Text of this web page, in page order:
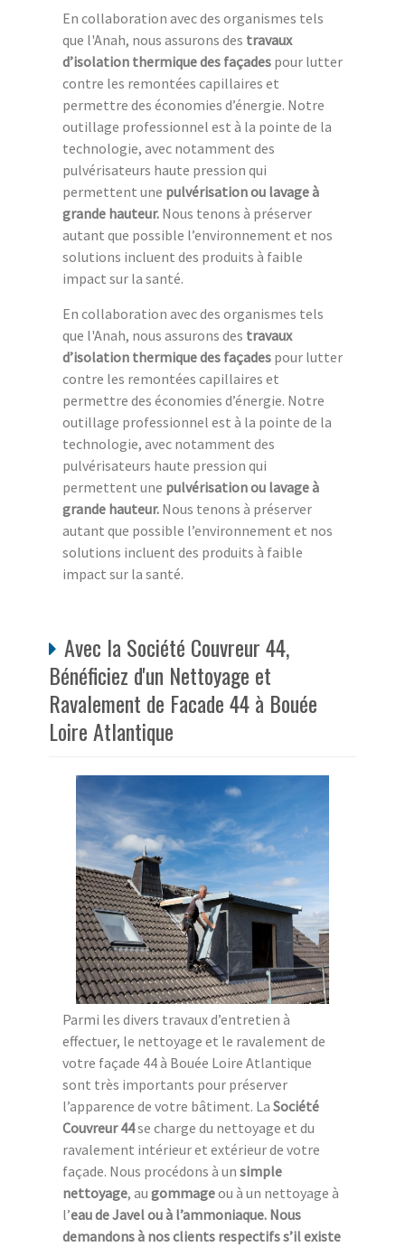
En collaboration avec des organismes tels
que l'Anah, nous assurons des travaux
d’isolation thermique des façades pour lutter
contre les remontées capillaires et
permettre des économies d’énergie. Notre
outillage professionnel est à la pointe de la
technologie, avec notamment des
pulvérisateurs haute pression qui
permettent une pulvérisation ou lavage à
grande hauteur. Nous tenons à préserver
autant que possible l’environnement et nos
solutions incluent des produits à faible
impact sur la santé.
En collaboration avec des organismes tels
que l'Anah, nous assurons des travaux
d’isolation thermique des façades pour lutter
contre les remontées capillaires et
permettre des économies d’énergie. Notre
outillage professionnel est à la pointe de la
technologie, avec notamment des
pulvérisateurs haute pression qui
permettent une pulvérisation ou lavage à
grande hauteur. Nous tenons à préserver
autant que possible l’environnement et nos
solutions incluent des produits à faible
impact sur la santé.
Avec la Société Couvreur 44,
Bénéficiez d'un Nettoyage et
Ravalement de Facade 44 à Bouée
Loire Atlantique
Parmi les divers travaux d’entretien à
effectuer, le nettoyage et le ravalement de
votre façade 44 à Bouée Loire Atlantique
sont très importants pour préserver
l’apparence de votre bâtiment. La Société
Couvreur 44se charge du nettoyage et du
ravalement intérieur et extérieur de votre
façade. Nous procédons à un simple
nettoyage, au gommageou à un nettoyage à
l’eau deJavelou à l’ammoniaque. Nous
demandons à nos clients respectifs s’il existe